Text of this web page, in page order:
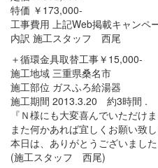
特価 ￥173,000-
工事費用 上記Web掲載キャンペ
内訳 施工スタッフ 西尾
＋循環金具取替工事￥15,000-
施工地域 三重県桑名市
施工部位 ガスふろ給湯器
施工期間 2013.3.20 約3時間 .
『Ｎ様にも大変喜んでいただけ
また何かあれば宜しくお願い致
本日は、ありがとうございました
(施工スタッフ 西尾)